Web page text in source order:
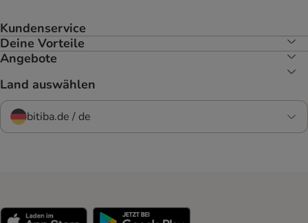
Kundenservice
Deine Vorteile
Angebote
Land auswählen
bitiba.de / de